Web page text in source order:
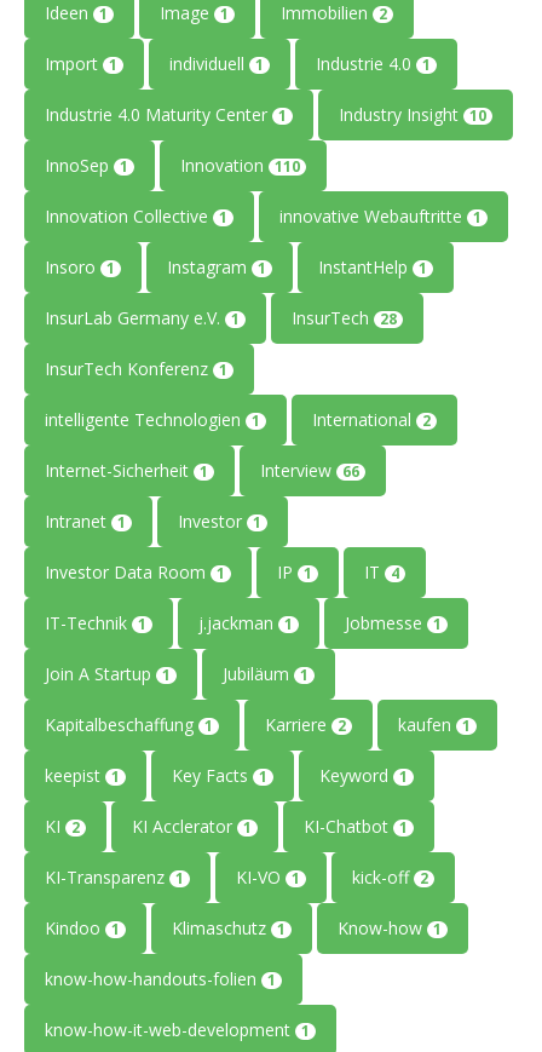
Ideen 1 Image 1 Immobilien 2
Import 1 individuell 1 Industrie 4.0 1
Industrie 4.0 Maturity Center 1 Industry Insight 10
InnoSep 1 Innovation 110
Innovation Collective 1 innovative Webauftritte 1
Insoro 1 Instagram 1 InstantHelp 1
InsurLab Germany e.V. 1 InsurTech 28
InsurTech Konferenz 1
intelligente Technologien 1 International 2
Internet-Sicherheit 1 Interview 66
Intranet 1 Investor 1
Investor Data Room 1 IP 1 IT 4
IT-Technik 1 j.jackman 1 Jobmesse 1
Join A Startup 1 Jubiläum 1
Kapitalbeschaffung 1 Karriere 2 kaufen 1
keepist 1 Key Facts 1 Keyword 1
KI 2 KI Acclerator 1 KI-Chatbot 1
KI-Transparenz 1 KI-VO 1 kick-off 2
Kindoo 1 Klimaschutz 1 Know-how 1
know-how-handouts-folien 1
know-how-it-web-development 1